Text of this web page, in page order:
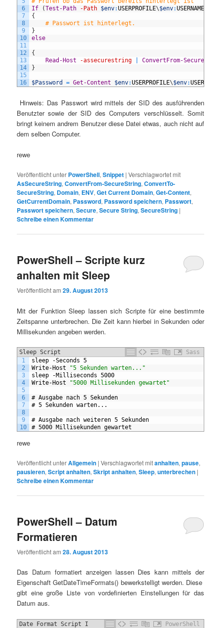
6
7
8
9
10
11
12
13
14
15
16
If
(Test-Path -Path $env:USERPROFILE\$env:USERNAME
{
# Passwort ist hinterlegt.
}
else
{
Read-Host
-assecurestring
ConvertFrom-
}
$Password = Get-Content $env:USERPROFILE\$env:USERNAME
Hinweis: Das Passwort wird mittels der SID des ausführenden
Benutzter sowie der SID des Computers verschlüsselt. Somit
bringt keinem andrem Benutzer diese Datei etwas, auch nicht auf
dem selben Computer.
rewe
Veröffentlicht unter PowerShell,Snippet |Verschlagwortet mit
AsSecureString,ConvertFrom-SecureString,ConvertTo-
SecureString, Domain, ENV,Get Current Domain,Get-Content,
GetCurrentDomain, Password, Password speichern, Passwort,
Passwort speichern,Secure,Secure String,SecureString |
Schreibe einen Kommentar
PowerShell – Scripte kurz
anhalten mit Sleep
Veröffentlicht am29. August 2013
Mit der Funktion Sleep lassen sich Scripte für eine bestimmte
Zeitspanne unterbrechen. Die Zeit kann hierbei in Sekunden oder
Millisekunden angeben werden.
Sleep Script
Sass
1
2
3
4
5
6
7
8
9
10
sleep -Seconds 5
Write-Host
"5 Sekunden warten..."
sleep
-Milliseconds 5000
Write-Host
"5000 Millisekunden gewartet"
# Ausgabe nach 5 Sekunden
# 5 Sekunden warten...
# Ausgabe nach weiteren 5 Sekunden
# 5000 Millisekunden gewartet
rewe
Veröffentlicht unterAllgemein |Verschlagwortet mitanhalten,pause,
pausieren,Script anhalten,Skript anhalten,Sleep,unterbrechen |
Schreibe einen Kommentar
PowerShell – Datum
Formatieren
Veröffentlicht am28. August 2013
Das Datum formatiert anzeigen lassen Dies kann mittels der
Eigenschaft GetDateTimeFormats() bewerkstelligt werden. Diese
gibt eine große Liste von vordefinierten Einstellungen für das
Datum aus.
Date Format Script I
PowerShell